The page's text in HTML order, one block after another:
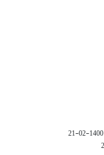
1400-02-21